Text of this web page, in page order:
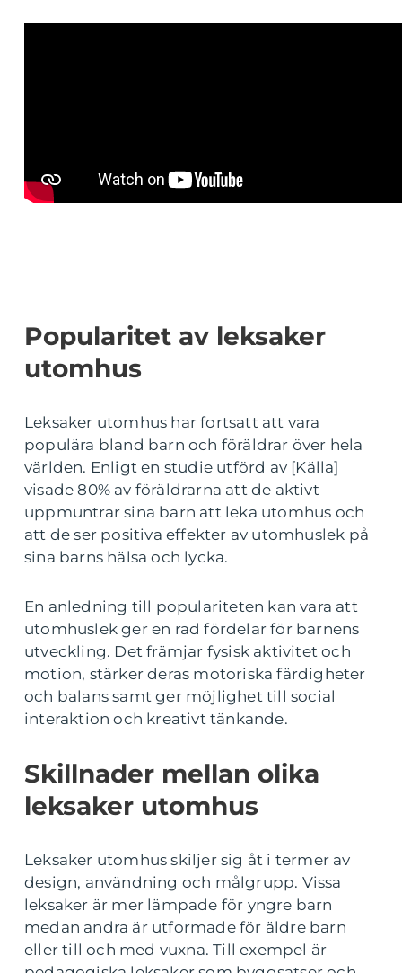
Popularitet av leksaker
utomhus
Leksaker utomhus har fortsatt att vara
populära bland barn och föräldrar över hela
världen. Enligt en studie utförd av [Källa]
visade 80% av föräldrarna att de aktivt
uppmuntrar sina barn att leka utomhus och
att de ser positiva effekter av utomhuslek på
sina barns hälsa och lycka.
En anledning till populariteten kan vara att
utomhuslek ger en rad fördelar för barnens
utveckling. Det främjar fysisk aktivitet och
motion, stärker deras motoriska färdigheter
och balans samt ger möjlighet till social
interaktion och kreativt tänkande.
Skillnader mellan olika
leksaker utomhus
Leksaker utomhus skiljer sig åt i termer av
design, användning och målgrupp. Vissa
leksaker är mer lämpade för yngre barn
medan andra är utformade för äldre barn
eller till och med vuxna. Till exempel är